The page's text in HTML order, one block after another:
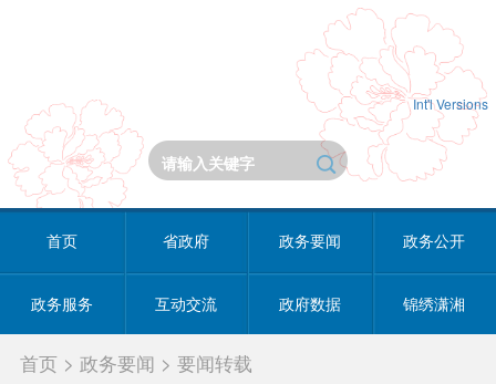
Int'l Versions
首页 省政府 政务要闻 政务公开
政务服务 互动交流 政府数据 锦绣潇湘
首页 >政务要闻 >要闻转载